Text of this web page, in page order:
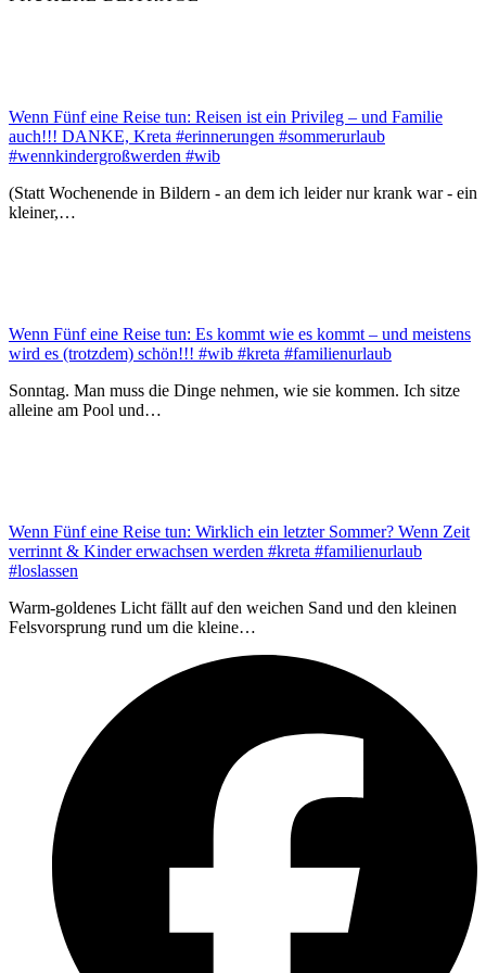
Wenn Fünf eine Reise tun: Reisen ist ein Privileg – und Familie
auch!!! DANKE, Kreta #erinnerungen #sommerurlaub
#wennkindergroßwerden #wib
(Statt Wochenende in Bildern - an dem ich leider nur krank war - ein
kleiner,…
Wenn Fünf eine Reise tun: Es kommt wie es kommt – und meistens
wird es (trotzdem) schön!!! #wib #kreta #familienurlaub
Sonntag. Man muss die Dinge nehmen, wie sie kommen. Ich sitze
alleine am Pool und…
Wenn Fünf eine Reise tun: Wirklich ein letzter Sommer? Wenn Zeit
verrinnt & Kinder erwachsen werden #kreta #familienurlaub
#loslassen
Warm-goldenes Licht fällt auf den weichen Sand und den kleinen
Felsvorsprung rund um die kleine…